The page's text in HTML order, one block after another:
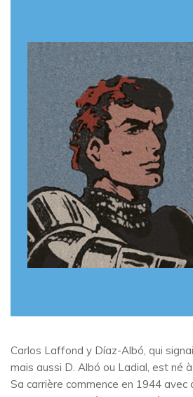
Carlos Laffond y Díaz-Albó, qui
mais aussi D. Albó ou Ladial, est né
Sa carrière commence en 1944 avec